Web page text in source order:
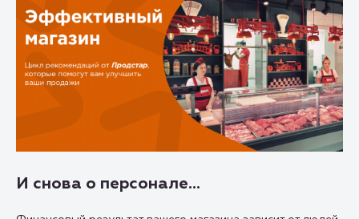
И снова о персонале…